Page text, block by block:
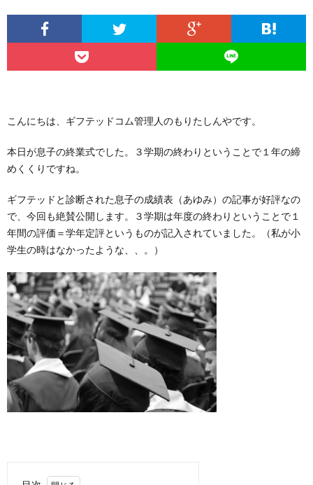
こんにちは、ギフテッドコム管理人のもりたしんやです。
本日が息子の終業式でした。３学期の終わりということで１年の締
めくくりですね。
ギフテッドと診断された息子の成績表（あゆみ）の記事が好評なの
で、今回も絶賛公開します。３学期は年度の終わりということで１
年間の評価＝学年定評というものが記入されていました。（私が小
学生の時はなかったような、、。）